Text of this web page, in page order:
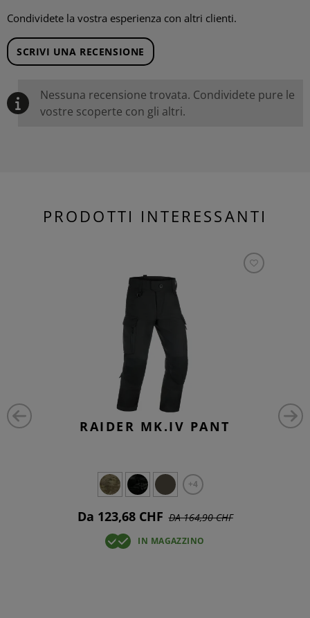
Condividete la vostra esperienza con altri clienti.
SCRIVI UNA RECENSIONE
Nessuna recensione trovata. Condividete pure le
vostre scoperte con gli altri.
PRODOTTI INTERESSANTI
RAIDER MK.IV PANT
+4
Da 123,68 CHF DA 164,90 CHF
IN MAGAZZINO